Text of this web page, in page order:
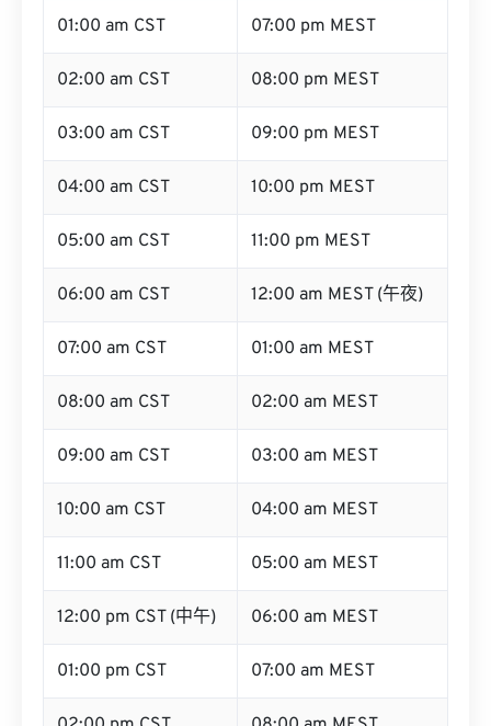
01:00 am CST 07:00 pm MEST
02:00 am CST 08:00 pm MEST
03:00 am CST 09:00 pm MEST
04:00 am CST 10:00 pm MEST
05:00 am CST 11:00 pm MEST
06:00 am CST 12:00 am MEST (午夜)
07:00 am CST 01:00 am MEST
08:00 am CST 02:00 am MEST
09:00 am CST 03:00 am MEST
10:00 am CST 04:00 am MEST
11:00 am CST 05:00 am MEST
12:00 pm CST (中午) 06:00 am MEST
01:00 pm CST 07:00 am MEST